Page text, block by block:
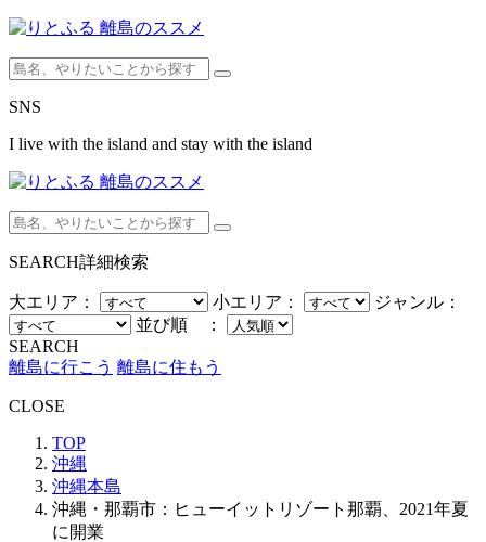
SNS
I live with the island and stay with the island
SEARCH詳細検索
大エリア： 小エリア：
ジャンル：
並び順 ：
SEARCH
離島に行こう 離島に住もう
CLOSE
TOP
沖縄
沖縄本島
沖縄・那覇市：ヒューイットリゾート那覇、2021年夏
に開業